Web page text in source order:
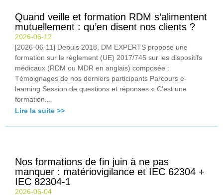
Quand veille et formation RDM s’alimentent
mutuellement : qu’en disent nos clients ?
2026-06-12
[2026-06-11] Depuis 2018, DM EXPERTS propose une
formation sur le règlement (UE) 2017/745 sur les dispositifs
médicaux (RDM ou MDR en anglais) composée :
Témoignages de nos derniers participants Parcours e-
learning Session de questions et réponses « C’est une
formation...
Lire la suite >>
Nos formations de fin juin à ne pas
manquer : matériovigilance et IEC 62304 +
IEC 82304-1
2026-06-04